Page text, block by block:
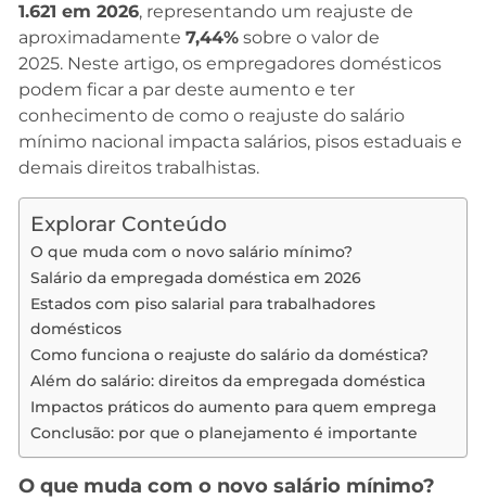
1.621 em 2026, representando um reajuste de
aproximadamente 7,44% sobre o valor de
2025. Neste artigo, os empregadores domésticos
podem ficar a par deste aumento e ter
conhecimento de como o reajuste do salário
mínimo nacional impacta salários, pisos estaduais e
demais direitos trabalhistas.
Explorar Conteúdo
O que muda com o novo salário mínimo?
Salário da empregada doméstica em 2026
Estados com piso salarial para trabalhadores
domésticos
Como funciona o reajuste do salário da doméstica?
Além do salário: direitos da empregada doméstica
Impactos práticos do aumento para quem emprega
Conclusão: por que o planejamento é importante
O que muda com o novo salário mínimo?